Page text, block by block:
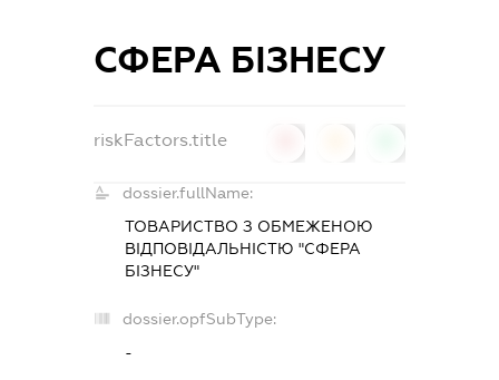
СФЕРА БІЗНЕСУ
riskFactors.title
dossier.fullName:
ТОВАРИСТВО З ОБМЕЖЕНОЮ
ВІДПОВІДАЛЬНІСТЮ "СФЕРА
БІЗНЕСУ"
dossier.opfSubType:
-